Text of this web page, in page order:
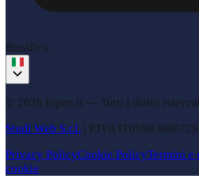
Bonifico
© 2026 bipen.it — Tutti i diritti
Studi Web S.r.l. | P.IVA IT05983000729
Privacy PolicyCookie PolicyTermini e
cookie